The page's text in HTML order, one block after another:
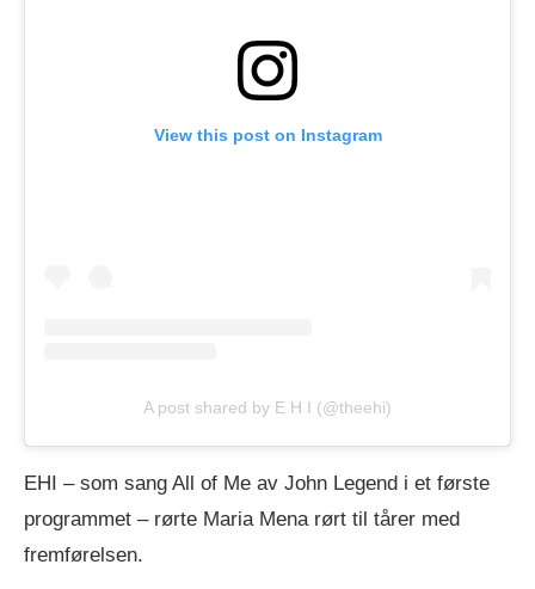
View this post on Instagram
A post shared by E H I (@theehi)
EHI – som sang All of Me av John Legend i et første
programmet – rørte Maria Mena rørt til tårer med
fremførelsen.